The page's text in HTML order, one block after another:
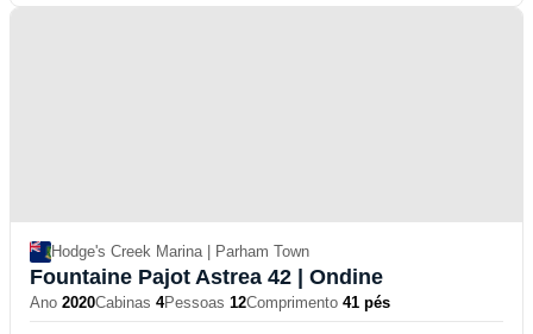
Hodge's Creek Marina | Parham Town
Fountaine Pajot Astrea 42 | Ondine
Ano 2020Cabinas 4Pessoas 12Comprimento 41 pés